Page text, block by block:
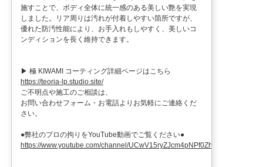
施すことで、ボディ全体に統一感のある美しい艶を実現
しました。リア周りは汚れが付着しやすい箇所ですが、
優れた防汚性能により、お手入れもしやすく、美しいコ
ンディションを長く維持できます。
▶︎ 極 KIWAMI コーティング詳細ページはこちら
https://teoria-lp.studio.site/
ご不明点や施工のご相談は、
お問い合わせフォーム・お電話よりお気軽にご連絡くだ
さい。
●弊社のプロの拘りをYouTube動画でご覧ください●
https://www.youtube.com/channel/UCwV15ryZJcm4pNPf0ZhXu9g